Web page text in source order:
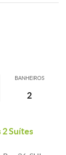
BANHEIROS
2
2 Suítes